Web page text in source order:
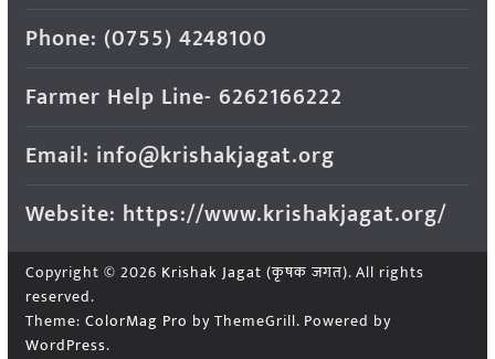
Phone: (0755) 4248100
Farmer Help Line- 6262166222
Email: info@krishakjagat.org
Website: https://www.krishakjagat.org/
Copyright © 2026 Krishak Jagat (कृषक जगत). All rights
reserved.
Theme: ColorMag Pro by ThemeGrill. Powered by
WordPress.